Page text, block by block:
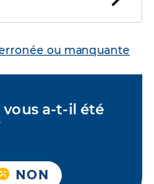
ou manquante
a-t-il été
NON